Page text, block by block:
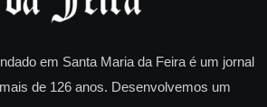
em Santa Maria da Feira é um jornal
de 126 anos. Desenvolvemos um